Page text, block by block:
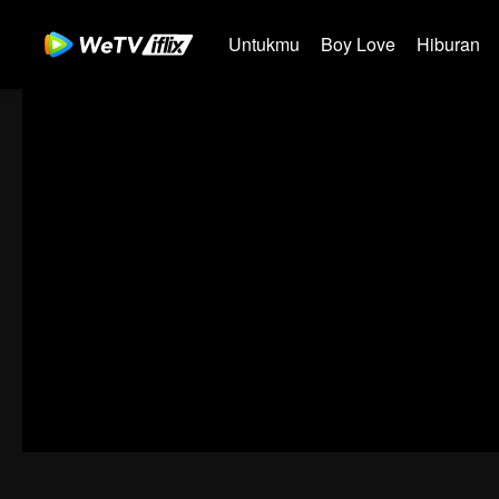
Untukmu Boy Love Hiburan